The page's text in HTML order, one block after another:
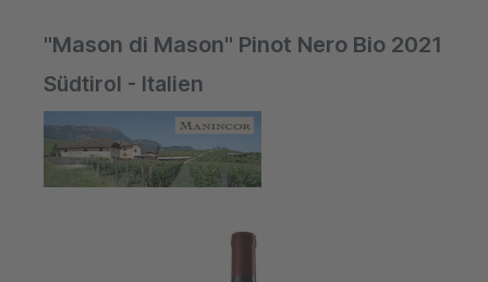
"Mason di Mason" Pinot Nero Bio 2021
Südtirol - Italien